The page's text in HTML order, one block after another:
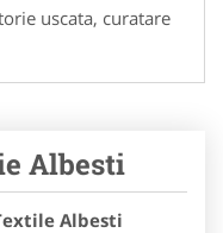
uscata, curatare
Albesti
Albesti